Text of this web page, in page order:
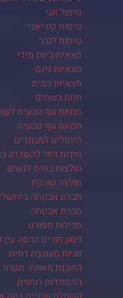
טיפול זוגי
טיפוח קוריאני
טיפוח לגבר
חצאית ג'ינס מידי
חצאיות גינס
חצאיות בסיס
חנות בשמים
חמאת גוף טבעית
חמאת גוף טבעית
חיתולים למבוגרים
חידות דיור להשכרה
חולצות בסיס לנשים
חולצה טורקיז
חברת אבטחה
חברת אבטחה
חבילות ספורט
זימון תורים הדסה
זוגיות מעורבת דתית
התקנת מאוורר תקרה
התמודדות רוחנית